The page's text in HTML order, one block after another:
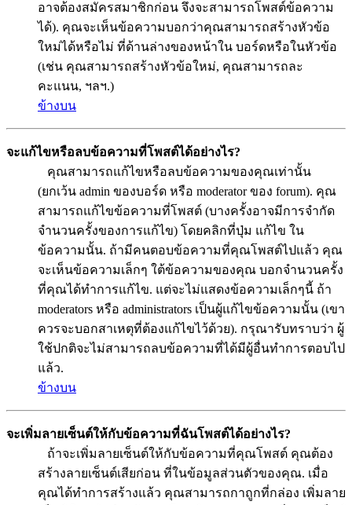
อาจต้องสมัครสมาชิกก่อน จึงจะสามารถโพสต์ข้อความ
ได้). คุณจะเห็นข้อความบอกว่าคุณสามารถสร้างหัวข้อ
ใหม่ได้หรือไม่ ที่ด้านล่างของหน้าใน บอร์ดหรือในหัวข้อ
(เช่น คุณสามารถสร้างหัวข้อใหม่, คุณสามารถละ
คะแนน, ฯลฯ.)
ข้างบน
จะแก้ไขหรือลบข้อความที่โพสต์ได้อย่างไร?
คุณสามารถแก้ไขหรือลบข้อความของคุณเท่านั้น
(ยกเว้น admin ของบอร์ด หรือ moderator ของ forum). คุณ
สามารถแก้ไขข้อความที่โพสต์ (บางครั้งอาจมีการจำกัด
จำนวนครั้งของการแก้ไข) โดยคลิกที่ปุ่ม แก้ไข ใน
ข้อความนั้น. ถ้ามีคนตอบข้อความที่คุณโพสต์ไปแล้ว คุณ
จะเห็นข้อความเล็กๆ ใต้ข้อความของคุณ บอกจำนวนครั้ง
ที่คุณได้ทำการแก้ไข. แต่จะไม่แสดงข้อความเล็กๆนี้ ถ้า
moderators หรือ administrators เป็นผู้แก้ไขข้อความนั้น (เขา
ควรจะบอกสาเหตุที่ต้องแก้ไขไว้ด้วย). กรุณารับทราบว่า ผู้
ใช้ปกติจะไม่สามารถลบข้อความที่ได้มีผู้อื่นทำการตอบไป
แล้ว.
ข้างบน
จะเพิ่มลายเซ็นต์ให้กับข้อความที่ฉันโพสต์ได้อย่างไร?
ถ้าจะเพิ่มลายเซ็นต์ให้กับข้อความที่คุณโพสต์ คุณต้อง
สร้างลายเซ็นต์เสียก่อน ที่ในข้อมูลส่วนตัวของคุณ. เมื่อ
คุณได้ทำการสร้างแล้ว คุณสามารถกาถูกที่กล่อง เพิ่มลาย